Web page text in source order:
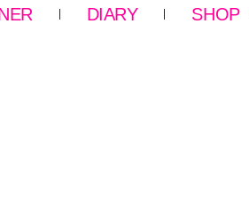
DIARY SHOP